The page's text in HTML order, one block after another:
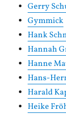
Gerry
Gymmick
Hank
Hannah
Hanne
Hans-
Harald
Heike